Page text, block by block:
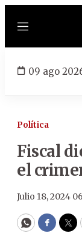
Menú
09 ago
Política
Fiscal
el
Julio 18, 2024
WhatsApp